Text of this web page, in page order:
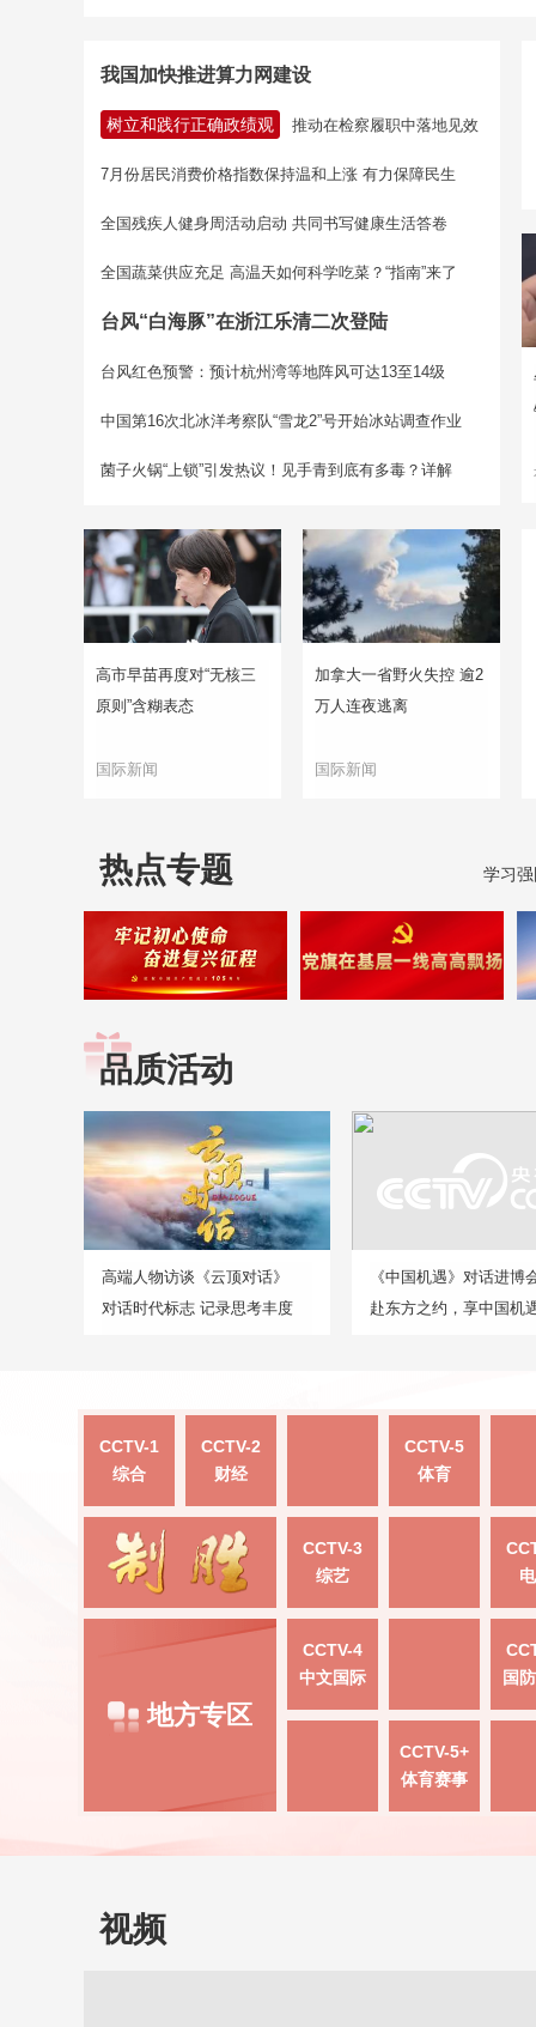
我国加快推进算力网建设
树立和践行正确政绩观 推动在检察履职中落地见效
7月份居民消费价格指数保持温和上涨 有力保障民生
全国残疾人健身周活动启动 共同书写健康生活答卷
全国蔬菜供应充足 高温天如何科学吃菜？“指南”来了
台风“白海豚”在浙江乐清二次登陆
台风红色预警：预计杭州湾等地阵风可达13至14级
中国第16次北冰洋考察队“雪龙2”号开始冰站调查作业
菌子火锅“上锁”引发热议！见手青到底有多毒？详解
高市早苗再度对“无核三
原则”含糊表态
国际新闻
加拿大一省野火失控 逾2
万人连夜逃离
国际新闻
热点专题 学习
品质活动
高端人物访谈《云顶对话》
对话时代标志 记录思考丰度
《中国机遇》对话进博
赴东方之约，享中国机
CCTV-1
综合
CCTV-2
财经
CCTV-5
体育
CCTV-3
综艺
地方专区
CCTV-4
中文国际
国
CCTV-5+
体育赛事
视频